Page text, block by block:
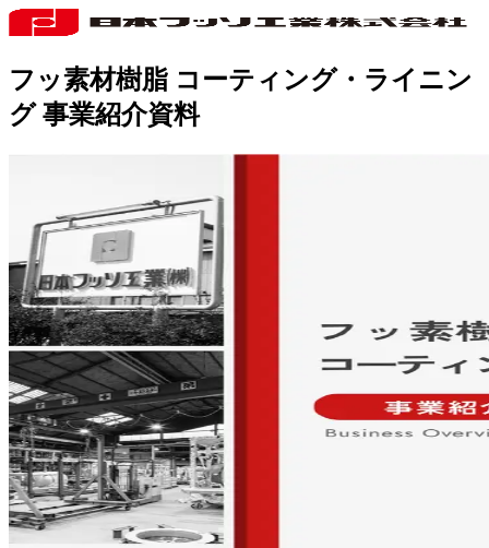
フッ素材樹脂 コーティング・ライニン
グ 事業紹介資料